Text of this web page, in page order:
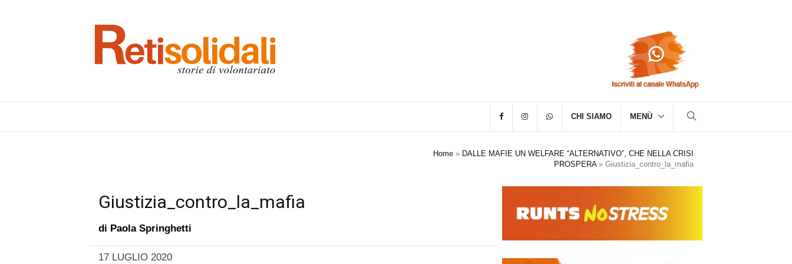
CHI SIAMO MENÙ
Home » DALLE MAFIE UN WELFARE “ALTERNATIVO”, CHE NELLA CRISI
PROSPERA» Giustizia_contro_la_mafia
Giustizia_contro_la_mafia
di Paola Springhetti
17 LUGLIO 2020